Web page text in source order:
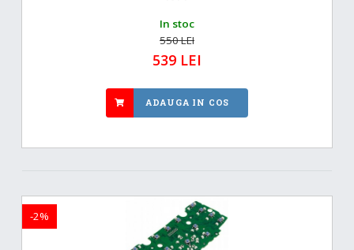
In stoc
550 LEI
539 LEI
ADAUGA IN COS
-2%